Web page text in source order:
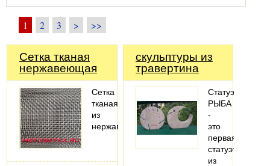
1 2 3 > >>
Сетка тканая
нержавеющая
Сетка
тканая
из
нержавейки
скульптуры из
травертина
Статуэтка
РЫБА
-
это
первая
статуэтка
из